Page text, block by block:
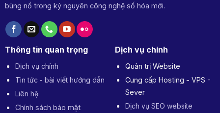
bùng nổ trong kỷ nguyên công nghệ số hóa mới.
Thông tin quan trọng
Dịch vụ chính
Tin tức - bài viết hướng dẫn
Liên hệ
Chính sách bảo mật
Dịch vụ chính
Quản trị Website
Cung cấp Hosting - VPS -
Sever
Dịch vụ SEO website